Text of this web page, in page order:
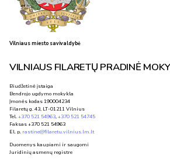
Vilniaus miesto savivaldybė
VILNIAUS FILARETŲ PRADINĖ
Biudžetinė įstaiga
Bendrojo ugdymo mokykla
Įmonės kodas 190004234
Filaretų g. 43, LT-01211 Vilnius
Tel.+370 521 54963,+370 521 54745
Faksas +370 521 54963
El. p. rastine@filaretu.vilnius.lm.lt
Duomenys kaupiami ir saugomi
Juridinių asmenų registre